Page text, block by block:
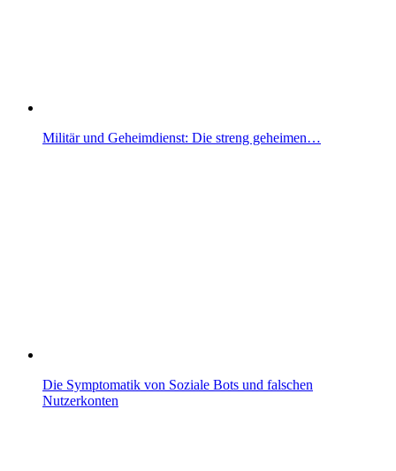
Militär und Geheimdienst: Die streng geheimen…
Die Symptomatik von Soziale Bots und falschen
Nutzerkonten